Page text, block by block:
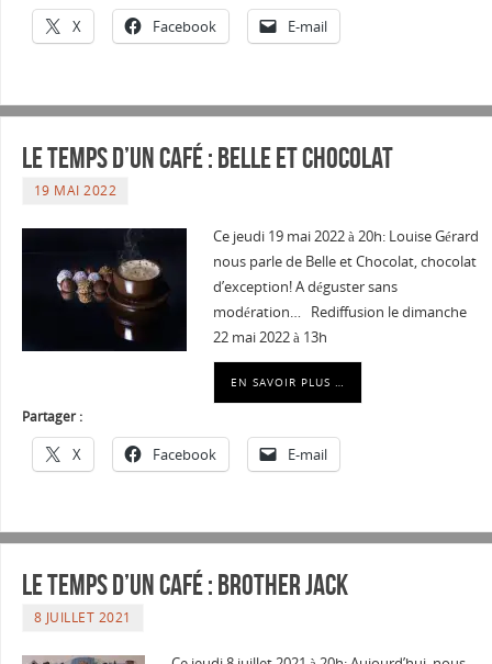
X Facebook E-mail
Le temps d’un café : Belle et Chocolat
19 MAI 2022
Ce jeudi 19 mai 2022 à 20h: Louise Gérard
nous parle de Belle et Chocolat, chocolat
d’exception! A déguster sans
modération… Rediffusion le dimanche
22 mai 2022 à 13h
EN SAVOIR PLUS …
Partager :
X Facebook E-mail
Le temps d’un café : Brother Jack
8 JUILLET 2021